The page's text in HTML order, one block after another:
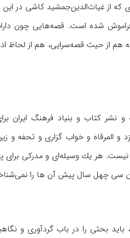
از غیاث‌الدین‌جمشید كاشی در
شده است. قصه‌هایی چون
از حیث قصه‌سرایی، هم از لحاظ
و نشر كتاب و بنیاد فرهنگ
و المرقاه و خواب گزاری و تحفه
هر یك وسیله‌ای و مدركی برای
سی چهل سال پیش آن ها را
بحثی را در باب گرد‌آوری و